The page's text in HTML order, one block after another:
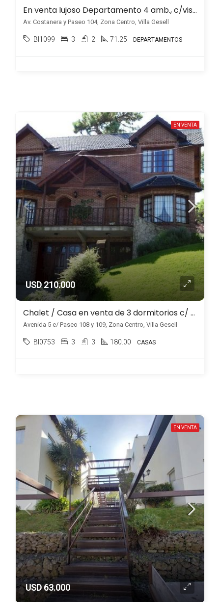
En venta lujoso Departamento 4 amb., c/vista al mar, Zona Centro de Villa Gesell
Av. Costanera y Paseo 104, Zona Centro, Villa Gesell
BI1099 3 2 71.25 DEPARTAMENTOS
EN VENTA
USD 210.000
Chalet / Casa en venta de 3 dormitorios c/ cochera en Zona Centro
Avenida 5 e/ Paseo 108 y 109, Zona Centro, Villa Gesell
BI0753 3 3 180.00 CASAS
EN VENTA
USD 63.000